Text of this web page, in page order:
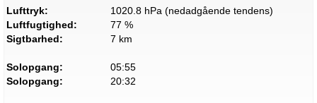
Lufttryk:
1020.8 hPa (nedadgående tendens)
Luftfugtighed:
77 %
Sigtbarhed:
7 km
Solopgang:
05:55
Solopgang:
20:32